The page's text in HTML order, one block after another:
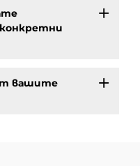
вашите